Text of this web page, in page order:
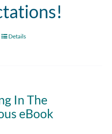
Details
In The
eBook